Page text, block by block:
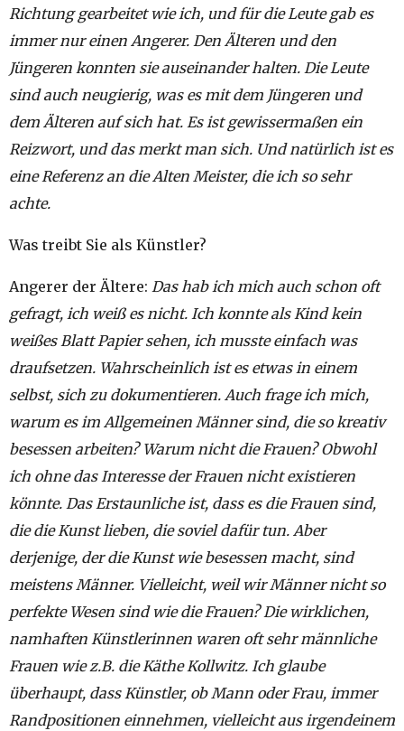
Richtung gearbeitet wie ich, und für die Leute gab es
immer nur einen Angerer. Den Älteren und den
Jüngeren konnten sie auseinander halten. Die Leute
sind auch neugierig, was es mit dem Jüngeren und
dem Älteren auf sich hat. Es ist gewissermaßen ein
Reizwort, und das merkt man sich. Und natürlich ist es
eine Referenz an die Alten Meister, die ich so sehr
achte.
Was treibt Sie als Künstler?
Angerer der Ältere: Das hab ich mich auch schon oft
gefragt, ich weiß es nicht. Ich konnte als Kind kein
weißes Blatt Papier sehen, ich musste einfach was
draufsetzen. Wahrscheinlich ist es etwas in einem
selbst, sich zu dokumentieren. Auch frage ich mich,
warum es im Allgemeinen Männer sind, die so kreativ
besessen arbeiten? Warum nicht die Frauen? Obwohl
ich ohne das Interesse der Frauen nicht existieren
könnte. Das Erstaunliche ist, dass es die Frauen sind,
die die Kunst lieben, die soviel dafür tun. Aber
derjenige, der die Kunst wie besessen macht, sind
meistens Männer. Vielleicht, weil wir Männer nicht so
perfekte Wesen sind wie die Frauen? Die wirklichen,
namhaften Künstlerinnen waren oft sehr männliche
Frauen wie z.B. die Käthe Kollwitz. Ich glaube
überhaupt, dass Künstler, ob Mann oder Frau, immer
Randpositionen einnehmen, vielleicht aus irgendeinem